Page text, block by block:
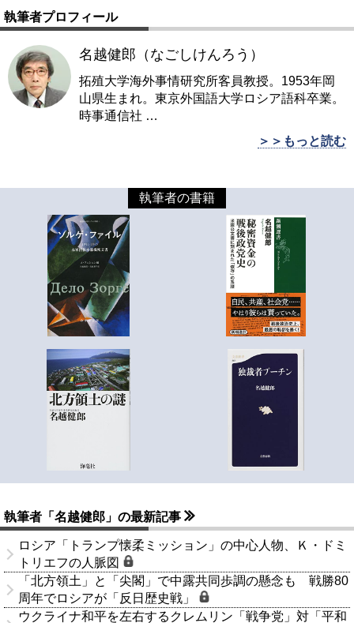
執筆者プロフィール
名越健郎（なごしけんろう）
拓殖大学海外事情研究所客員教授。1953年岡
山県生まれ。東京外国語大学ロシア語科卒業。
時事通信社 …
＞＞もっと読む
執筆者の書籍
執筆者「名越健郎」の最新記事
ロシア「トランプ懐柔ミッション」の中心人物、Ｋ・ドミ
トリエフの人脈図
「北方領土」と「尖閣」で中露共同歩調の懸念も 戦勝80
周年でロシアが「反日歴史戦」
ウクライナ和平を左右するクレムリン「戦争党」対「平和